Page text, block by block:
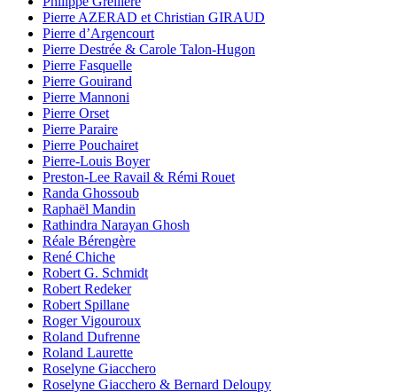
Pierre AZERAD et Christian GIRAUD
Pierre d’Argencourt
Pierre Destrée & Carole Talon-Hugon
Pierre Fasquelle
Pierre Gouirand
Pierre Mannoni
Pierre Orset
Pierre Paraire
Pierre Pouchairet
Pierre-Louis Boyer
Preston-Lee Ravail & Rémi Rouet
Randa Ghossoub
Raphaël Mandin
Rathindra Narayan Ghosh
Réale Bérengère
René Chiche
Robert G. Schmidt
Robert Redeker
Robert Spillane
Roger Vigouroux
Roland Dufrenne
Roland Laurette
Roselyne Giacchero
Roselyne Giacchero & Bernard Deloupy